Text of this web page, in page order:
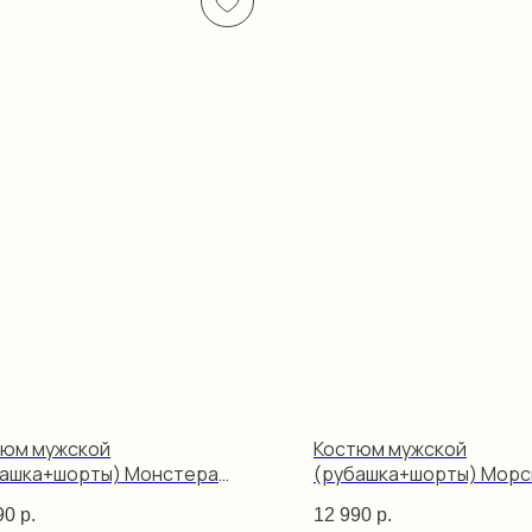
мужской
Монстера
р.
Костюм мужской
(рубашка+шорты)
12 990 р.